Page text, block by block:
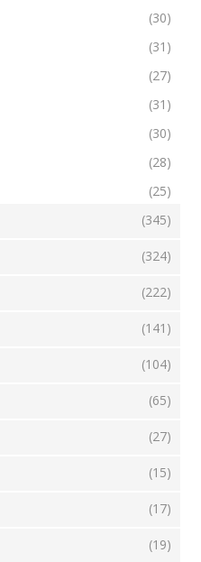
(30)
(31)
(27)
(31)
(30)
(28)
(25)
(345)
(324)
(222)
(141)
(104)
(65)
(27)
(15)
(17)
(19)